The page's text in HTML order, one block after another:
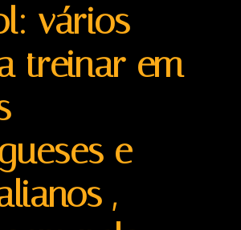
vários
treinar em
e
,